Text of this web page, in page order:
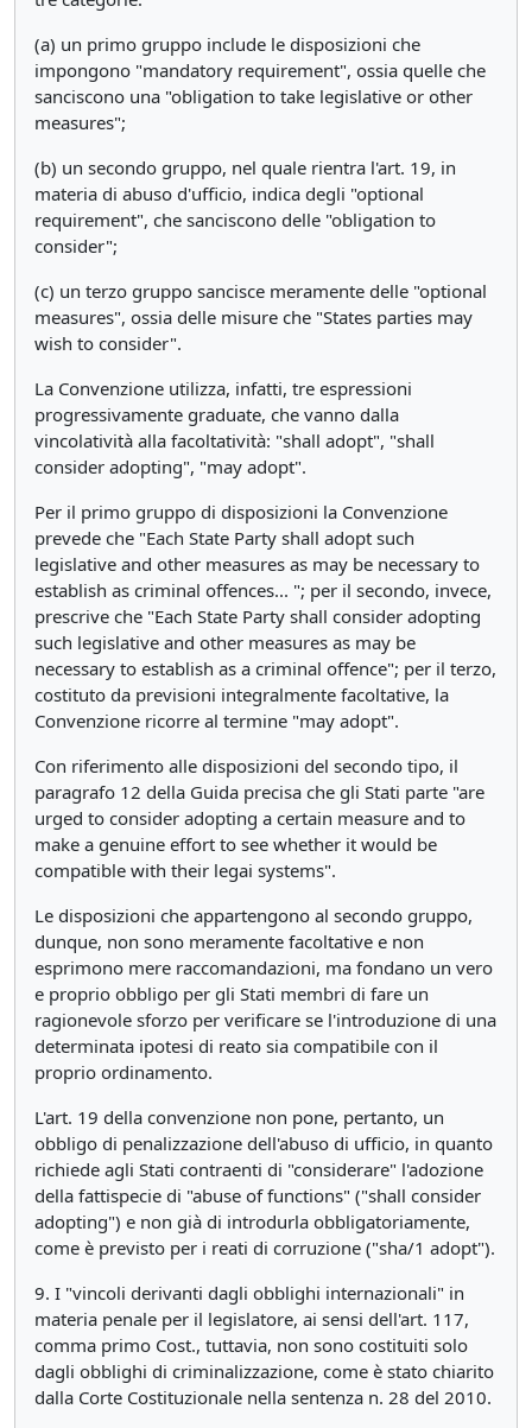
(a) un primo gruppo include le disposizioni che
impongono "mandatory requirement", ossia quelle che
sanciscono una "obligation to take legislative or other
measures";
(b) un secondo gruppo, nel quale rientra l'art. 19, in
materia di abuso d'ufficio, indica degli "optional
requirement", che sanciscono delle "obligation to
consider";
(c) un terzo gruppo sancisce meramente delle "optional
measures", ossia delle misure che "States parties may
wish to consider".
La Convenzione utilizza, infatti, tre espressioni
progressivamente graduate, che vanno dalla
vincolatività alla facoltatività: "shall adopt", "shall
consider adopting", "may adopt".
Per il primo gruppo di disposizioni la Convenzione
prevede che "Each State Party shall adopt such
legislative and other measures as may be necessary to
establish as criminal offences... "; per il secondo, invece,
prescrive che "Each State Party shall consider adopting
such legislative and other measures as may be
necessary to establish as a criminal offence"; per il terzo,
costituto da previsioni integralmente facoltative, la
Convenzione ricorre al termine "may adopt".
Con riferimento alle disposizioni del secondo tipo, il
paragrafo 12 della Guida precisa che gli Stati parte "are
urged to consider adopting a certain measure and to
make a genuine effort to see whether it would be
compatible with their legai systems".
Le disposizioni che appartengono al secondo gruppo,
dunque, non sono meramente facoltative e non
esprimono mere raccomandazioni, ma fondano un vero
e proprio obbligo per gli Stati membri di fare un
ragionevole sforzo per verificare se l'introduzione di una
determinata ipotesi di reato sia compatibile con il
proprio ordinamento.
L'art. 19 della convenzione non pone, pertanto, un
obbligo di penalizzazione dell'abuso di ufficio, in quanto
richiede agli Stati contraenti di "considerare" l'adozione
della fattispecie di "abuse of functions" ("shall consider
adopting") e non già di introdurla obbligatoriamente,
come è previsto per i reati di corruzione ("sha/1 adopt").
9. I "vincoli derivanti dagli obblighi internazionali" in
materia penale per il legislatore, ai sensi dell'art. 117,
comma primo Cost., tuttavia, non sono costituiti solo
dagli obblighi di criminalizzazione, come è stato chiarito
dalla Corte Costituzionale nella sentenza n. 28 del 2010.